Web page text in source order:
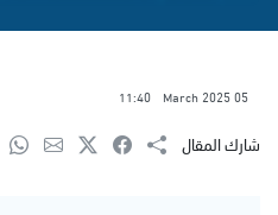
05 March 2025
11:40
شارك المقال